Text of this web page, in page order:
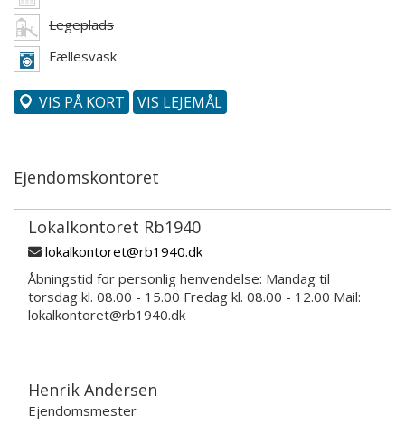
Legeplads
Fællesvask
VIS PÅ KORT VIS LEJEMÅL
Ejendomskontoret
Lokalkontoret Rb1940
lokalkontoret@rb1940.dk
Åbningstid for personlig henvendelse: Mandag til
torsdag kl. 08.00 - 15.00 Fredag kl. 08.00 - 12.00 Mail:
lokalkontoret@rb1940.dk
Henrik Andersen
Ejendomsmester